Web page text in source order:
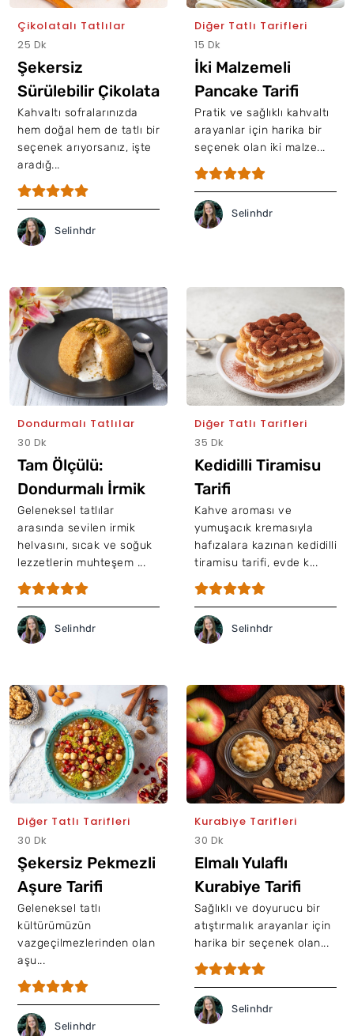
Çikolatalı Tatlılar
25 Dk
Şekersiz
Sürülebilir Çikolata
Kreması Tarifi
Kahvaltı sofralarınızda
hem doğal hem de tatlı bir
seçenek arıyorsanız, işte
aradığ...
Selinhdr
Diğer Tatlı Tarifleri
15 Dk
İki Malzemeli
Pancake Tarifi
Pratik ve sağlıklı kahvaltı
arayanlar için harika bir
seçenek olan iki malze...
Selinhdr
Dondurmalı Tatlılar
30 Dk
Tam Ölçülü:
Dondurmalı İrmik
Helvası Tarifi
Geleneksel tatlılar
arasında sevilen irmik
helvasını, sıcak ve soğuk
lezzetlerin muhteşem ...
Selinhdr
Diğer Tatlı Tarifleri
35 Dk
Kedidilli Tiramisu
Tarifi
Kahve aroması ve
yumuşacık kremasıyla
hafızalara kazınan kedidilli
tiramisu tarifi, evde k...
Selinhdr
Diğer Tatlı Tarifleri
30 Dk
Şekersiz Pekmezli
Aşure Tarifi
Geleneksel tatlı
kültürümüzün
vazgeçilmezlerinden olan
aşu...
Selinhdr
Kurabiye Tarifleri
30 Dk
Elmalı Yulaflı
Kurabiye Tarifi
Sağlıklı ve doyurucu bir
atıştırmalık arayanlar için
harika bir seçenek olan...
Selinhdr